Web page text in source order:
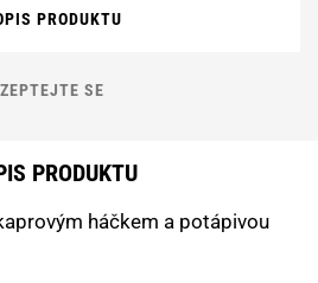
PRODUKTU
ZEPTEJTE SE
PRODUKTU
háčkem a potápivou